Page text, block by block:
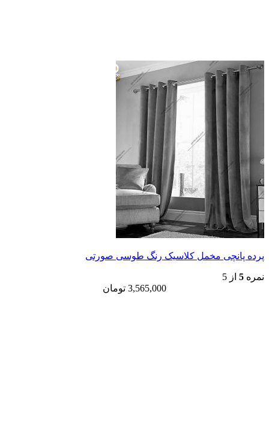
پرده پانچی مخمل کلاسیک رنگ طوسی صورتی
نمره5 از 5
3,565,000 تومان